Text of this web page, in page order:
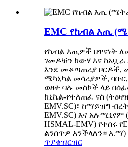
EMC የኬብል እጢ
የኬብል እጢዎች በዋናነት
ገመዶቹን ከውሃ እና ከአቧራ
እንደ መቆጣጠሪያ ቦርዶች,
ሜካኒካል መሳሪያዎች,
ወዘተ ባሉ መስኮች ላይ
ከኒኬል-የተለጠፈ ናስ
EMV.SC)፣ ከማይዝግ
EMV.SC) እና አሉሚኒየም
HSMAL-EMV) የተሰሩ
ልንሰጥዎ እንችላለን። አ.ማ)
ጥያቄዝርዝር